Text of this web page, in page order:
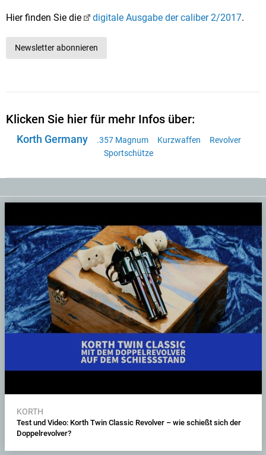
Hier finden Sie die digitale Ausgabe der caliber 2/2017.
Newsletter abonnieren
Klicken Sie hier für mehr Infos über:
Korth Germany .357 Magnum Kurzwaffen
Revolver
Sportschütze
KORTH
Test und Video: Korth Twin Classic Revolver – wie schießt sich der
Doppelrevolver?